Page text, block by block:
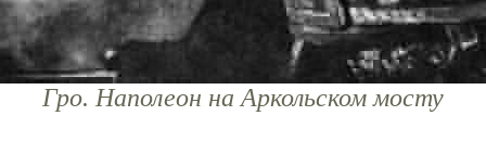
Гро. Наполеон на Аркольском мосту